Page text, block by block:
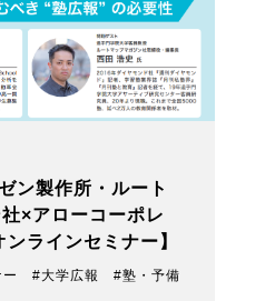
ン製作所・ルート
×アローコーポレ
ラインセミナー】
ー #大学広報 #塾・予備